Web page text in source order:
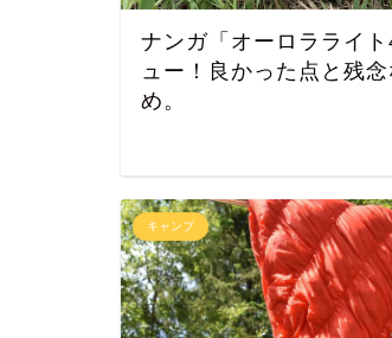
ナンガ「オーロラライ
ュー！良かった点と残
め。
キャンプ